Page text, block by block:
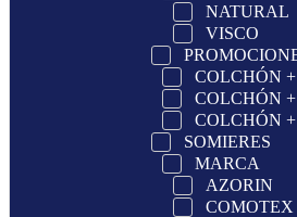
NATURAL
VISCO
COLCHÓN
COLCHÓN
COLCHÓN
SOMIERES
MARCA
AZORIN
COMOTEX